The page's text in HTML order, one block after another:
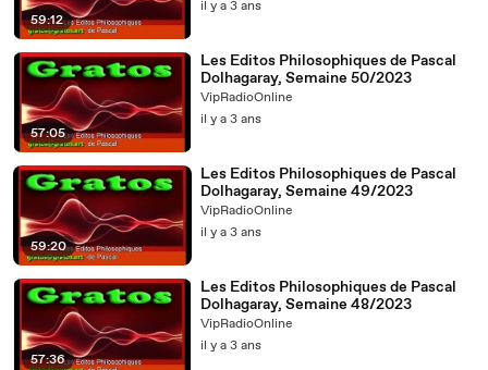
59:12
il y a 3 ans
57:05
Les Editos Philosophiques de Pascal
Dolhagaray, Semaine 50/2023
VipRadioOnline
il y a 3 ans
59:20
Les Editos Philosophiques de Pascal
Dolhagaray, Semaine 49/2023
VipRadioOnline
il y a 3 ans
57:36
Les Editos Philosophiques de Pascal
Dolhagaray, Semaine 48/2023
VipRadioOnline
il y a 3 ans